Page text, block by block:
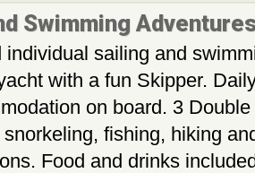
Swimming
individual sailing and
with a fun Skipper.
on board. 3
fishing, hiking
Food and drinks